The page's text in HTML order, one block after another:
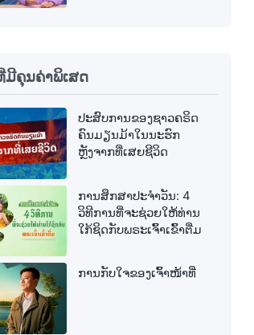
ມີຄຸນຄ່າພິເສດ
ປະສົບການຂອງຊາວຄຣິດ
ຄົນມຽນມ້າໃນນະຮົກ
ຫຼັງຈາກທີ່ເສຍຊີວິດ
ການສຶກສາປະຈໍາວັນ: 4
ວິທີການທີ່ຈະຊ່ວຍໃຫ້ທ່ານ
ໃກ້ຊິດກັບພຣະເຈົ້າເຂົ້າຕື່ມ
ການກັບໃຈຂອງເຈົ້າໜ້າທີ່